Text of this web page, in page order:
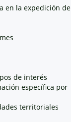
en la expedición de
de interés
específica por
territoriales